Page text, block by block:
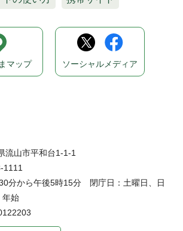
流山市平和台1-1-1
1111
分から午後5時15分 閉庁日：土曜日、日
年始
マップ ソーシャルメディア